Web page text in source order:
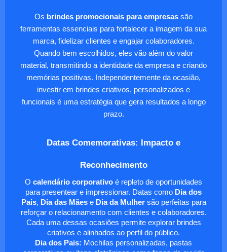
Os brindes promocionais para empresas são
ferramentas essenciais para fortalecer a imagem da sua
marca, fidelizar clientes e engajar colaboradores.
Quando bem escolhidos, eles vão além do valor
material, transmitindo a identidade da empresa e criando
memórias positivas. Independentemente da ocasião,
investir em brindes criativos, personalizados e
funcionais é uma estratégia que gera resultados a longo
prazo.
Datas Comemorativas: Impacto e
Reconhecimento
O calendário corporativo é repleto de oportunidades
para presentear e impressionar. Datas como Dia dos
Pais, Dia das Mãese Dia da Mulhersão perfeitas para
reforçar o relacionamento com clientes e colaboradores.
Cada uma dessas ocasiões permite explorar brindes
criativos e alinhados ao perfil do público.
Dia dos Pais: Mochilas personalizadas, pastas